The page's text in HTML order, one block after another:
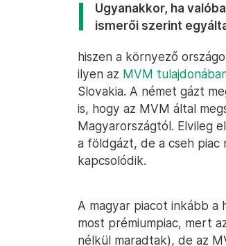
Ugyanakkor, ha
ismerői szerint
hiszen a környező
ilyen az MVM
Slovakia. A német gázt
is, hogy az MVM által
Magyarországtól. Elvileg
a földgázt, de a cseh piac
kapcsolódik.
A magyar piacot inkább a
most prémiumpiac, mert
nélkül maradtak), de az